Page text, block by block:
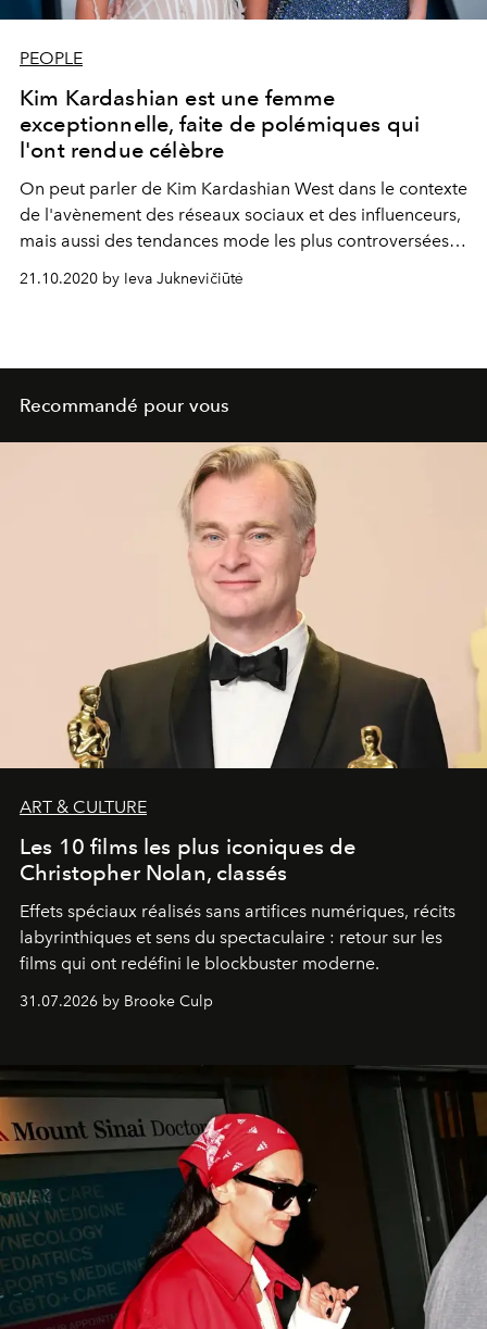
PEOPLE
Kim Kardashian est une femme
exceptionnelle, faite de polémiques qui
l'ont rendue célèbre
On peut parler de Kim Kardashian West dans le contexte
de l'avènement des réseaux sociaux et des influenceurs,
mais aussi des tendances mode les plus controversées
simplement comme l'un des phénomènes les plus
21.10.2020 by Ieva Juknevičiūtė
Recommandé pour vous
ART & CULTURE
Les 10 films les plus iconiques de
Christopher Nolan, classés
Effets spéciaux réalisés sans artifices numériques, récits
labyrinthiques et sens du spectaculaire : retour sur les
films qui ont redéfini le blockbuster moderne.
31.07.2026 by Brooke Culp